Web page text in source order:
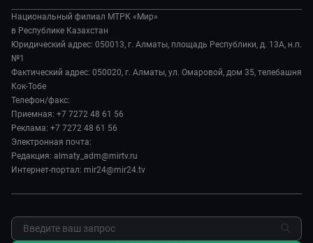
Происшествия
Наука и технологии
Здоровье и медицина
Спорт
Авто
Культура
Вместе выгодно
Евразия. Культурно
Евразия. Регионы
Наши иностранцы
Пять причин поехать в...
Сделано в Содружестве
История
Руководство
Лица мира
Пресса о нас
Карьера
Реклама
Обратная связь
Национальный филиал МТРК «Мир»
в Республике Казахстан
Юридический адрес: 050013, г. Алматы, площадь Республики, д. 13А, н.п.
№1
Фактический адрес: 050020, г. Алматы, ул. Омаровой, дом 35, телебашня
Кок-Тобе
Телефон/факс:
Приемная: +7 7272 48 61 56
Реклама: +7 7272 48 61 56
Электронная почта:
Редакция: almaty_adm@mirtv.ru
Интернет-портал: mir24@mir24.tv